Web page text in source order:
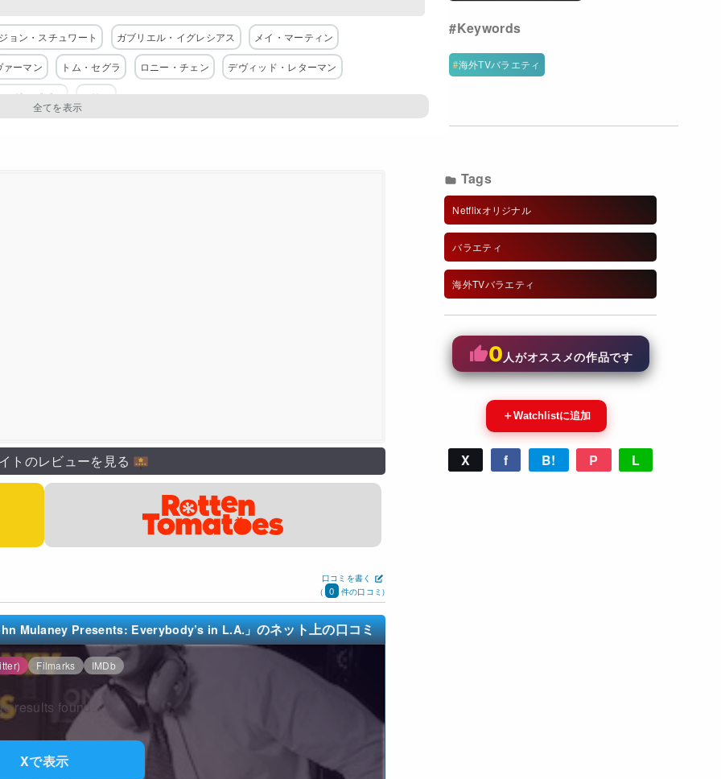
ョン・スチュワート ガブリエル・イグレシアス メイ・マーティン
ーマン トム・セグラ ロニー・チェン デヴィッド・レターマン
・ギャズビー フリー
海外TVバラエティ
トのレビューを見る
口コミを書く
(
0 件の口コミ)
Mulaney Presents: Everybody’s in L.A.」のネット上の口コミ
Filmarks IMDb
results found.
Xで表示
Tags
Netflixオリジナル
バラエティ
海外TVバラエティ
0人がオススメの作品です
＋Watchlistに追加
X f B! P L